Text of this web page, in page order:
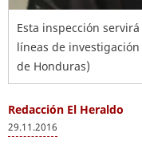
Esta inspección
líneas de
de Honduras)
Redacción El Heraldo
29.11.2016